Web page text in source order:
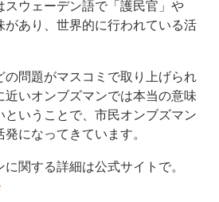
スウェーデン語で「護民官」や
があり、世界的に行われている活
の問題がマスコミで取り上げられ
近いオンブズマンでは本当の意味
いうことで、市民オンブズマン
になってきています。
関する詳細は公式サイトで。